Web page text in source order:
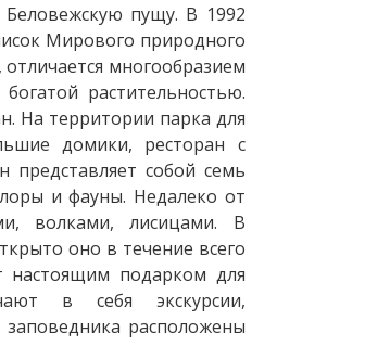
пущу. В 1992
Мирового природного
отличается многообразием
растительностью.
На территории парка для
домики, ресторан с
собой семь
и фауны. Недалеко от
волками, лисицами. В
оно в течение всего
настоящим подарком для
в себя экскурсии,
расположены